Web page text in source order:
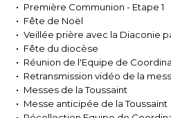
Première Communion - Etape 1
Fête de Noël
Veillée prière avec la Diaconie
Fête du diocèse
Réunion de l'Equipe de
Retransmission vidéo de la
Messes de la Toussaint
Messe anticipée de la Toussaint